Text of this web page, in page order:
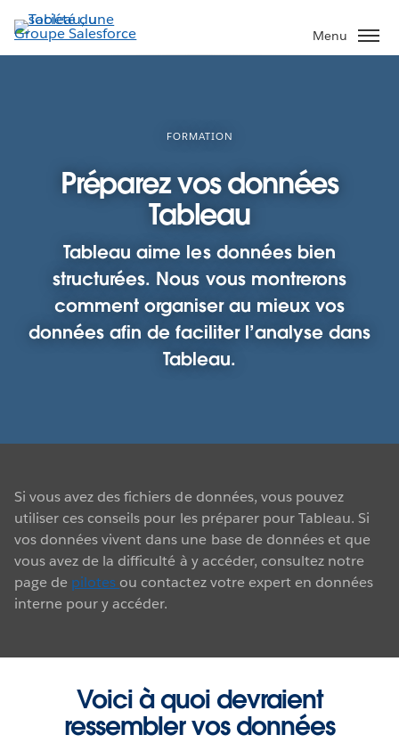
Aller
au
contenu
Menu
FORMATION
Préparez vos données
Tableau
Tableau aime les données bien
structurées. Nous vous montrerons
comment organiser au mieux vos
données afin de faciliter l’analyse dans
Tableau.
Si vous avez des fichiers de données, vous pouvez
utiliser ces conseils pour les préparer pour Tableau. Si
vos données vivent dans une base de données et que
vous avez de la difficulté à y accéder, consultez notre
page de pilotes ou contactez votre expert en données
interne pour y accéder.
Voici à quoi devraient
ressembler vos données